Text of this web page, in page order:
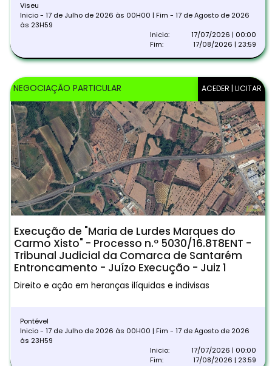
Viseu
Inicio - 17 de Julho de 2026 às 00H00 | Fim - 17 de Agosto de 2026
às 23H59
Inicio:
17/07/2026 | 00:00
Fim:
17/08/2026 | 23:59
ACEDER | LICITAR
NEGOCIAÇÃO PARTICULAR
Execução de "Maria de Lurdes Marques do
Carmo Xisto" - Processo n.º 5030/16.8T8ENT -
Tribunal Judicial da Comarca de Santarém
Entroncamento - Juízo Execução - Juiz 1
Direito e ação em heranças ilíquidas e indivisas
Pontével
Inicio - 17 de Julho de 2026 às 00H00 | Fim - 17 de Agosto de 2026
às 23H59
Inicio:
17/07/2026 | 00:00
Fim:
17/08/2026 | 23:59